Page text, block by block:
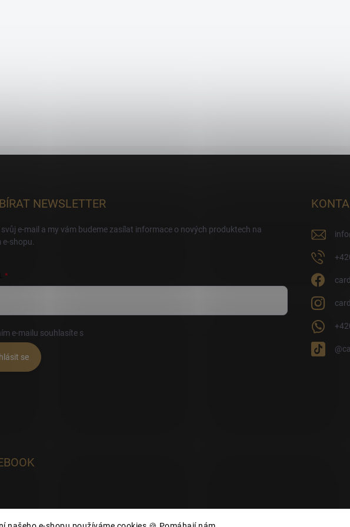
NEWSLETTER
e-mail a my vám budeme zasílat informace o nových produktech na
e-shopu.
e-mailu souhlasíte s
se
info